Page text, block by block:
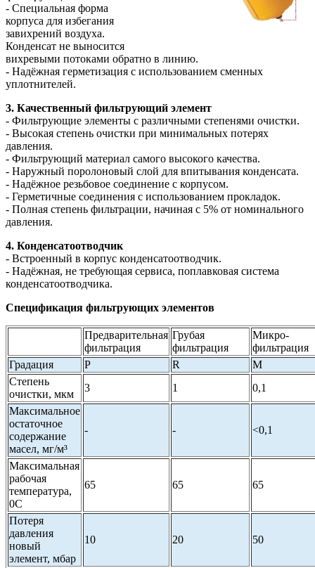
- Специальная форма
корпуса для избегания
завихрений воздуха.
Конденсат не выносится
вихревыми потоками обратно в линию.
- Надёжная герметизация с использованием сменных
уплотнителей.
3. Качественный фильтрующий элемент
- Фильтрующие элементы с различными степенями очистки.
- Высокая степень очистки при минимальных потерях
давления.
- Фильтрующий материал самого высокого качества.
- Наружный поролоновый слой для впитывания конденсата.
- Надёжное резьбовое соединение с корпусом.
- Герметичные соединения с использованием прокладок.
- Полная степень фильтрации, начиная с 5% от номинального
давления.
4. Конденсатоотводчик
- Встроенный в корпус конденсатоотводчик.
- Надёжная, не требующая сервиса, поплавковая система
конденсатоотводчика.
Спецификация фильтрующих элементов
Предварительная
фильтрация
Грубая
фильтрация
Микро-
фильтрация
Градация
P R
M
Степень
очистки, мкм
3 1
0,1
Максимальное
остаточное
содержание
масел, мг/м³
- - <0,1
Максимальная
рабочая
температура,
0С
65 65 65
Потеря
давления
новый
элемент, мбар
10 20 50